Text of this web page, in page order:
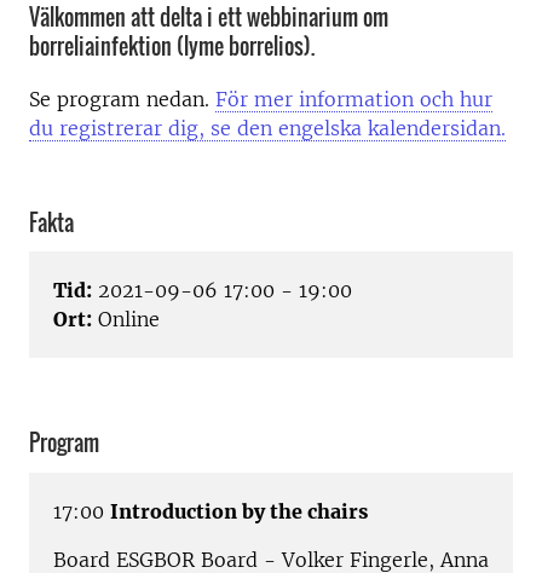
Välkommen att delta i ett webbinarium om
borreliainfektion (lyme borrelios).
Se program nedan. För mer information och hur
du registrerar dig, se den engelska kalendersidan.
Fakta
Tid: 2021-09-06 17:00 - 19:00
Ort: Online
Program
17:00 Introduction by the chairs
Board ESGBOR Board - Volker Fingerle, Anna